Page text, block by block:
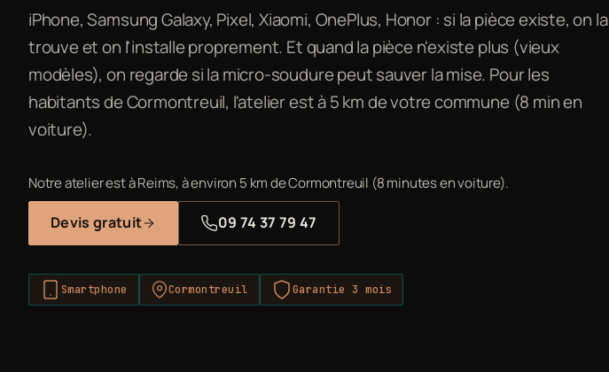
iPhone, Samsung Galaxy, Pixel, Xiaomi, OnePlus, Honor : si la pièce existe, on la
trouve et on l'installe proprement. Et quand la pièce n'existe plus (vieux
modèles), on regarde si la micro-soudure peut sauver la mise. Pour les
habitants de Cormontreuil, l'atelier est à 5 km de votre commune (8 min en
voiture).
Notre atelier est à Reims, à environ 5 km de Cormontreuil (8 minutes en voiture).
Devis gratuit 09 74 37 79 47
Smartphone Cormontreuil Garantie 3 mois